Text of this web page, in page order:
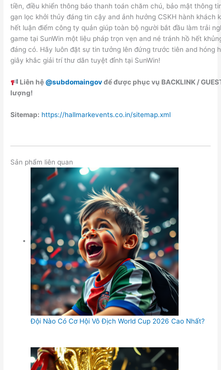
tiền, điều khiển thông báo thanh toán chăm chú, bảo mật thông
gạn lọc khởi thủy đáng tin cậy and ảnh hưởng CSKH hành khách
hết luận điểm công ty quản giúp toàn bộ người bắt đầu làm trải
game tại SunWin một liệu pháp trọn vẹn and né tránh hồ hết
đáng có. Hãy luôn đặt sự tin tưởng lên đứng trước tiên and hóng
giây khắc giải trí thư dãn tuyệt đỉnh tại SunWin!
Liên hệ@subdomaingovđể được phục vụ BACKLINK /
lượng!
Sitemap: https://hallmarkevents.co.in/sitemap.xml
Sản phẩm liên quan
Đội Nào Có Cơ Hội Vô Địch World Cup 2026 Cao Nhất?